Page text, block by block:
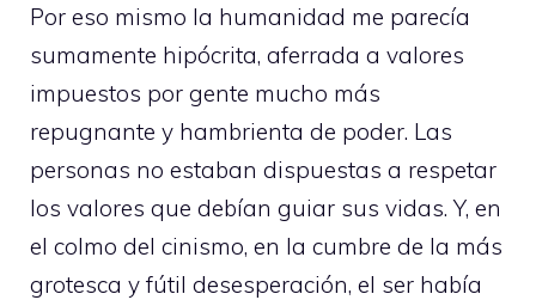
Por eso mismo la humanidad me parecía
sumamente hipócrita, aferrada a valores
impuestos por gente mucho más
repugnante y hambrienta de poder. Las
personas no estaban dispuestas a respetar
los valores que debían guiar sus vidas. Y, en
el colmo del cinismo, en la cumbre de la más
grotesca y fútil desesperación, el ser había